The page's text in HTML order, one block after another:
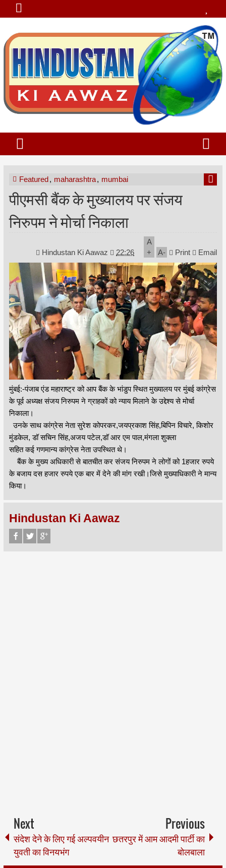
Featured, maharashtra, mumbai
पीएमसी बैंक के मुख्यालय पर संजय
निरुपम ने मोर्चा निकाला
Hindustan Ki Aawaz 22:26
A
+
A- Print Email
मुंबई:-पंजाब एंड महाराष्ट्र को आप बैंक के भांडुप स्थित मुख्यालय पर मुंबई कांग्रेस
के पूर्व अध्यक्ष संजय निरुपम ने ग्राहकों को न्याय मिलाने के उद्देश्य से मोर्चा
निकाला।
उनके साथ कांग्रेस नेता सुरेश कोपरकर,जयप्रकाश सिंह,बिपिन विचारे, किशोर
मुंडकेल, डॉ सचिन सिंह,अजय पटेल,डॉ आर एम पाल,मंगला शुक्ला
सहित कई गणमान्य कांग्रेस नेता उपस्थित थे।
बैंक के मुख्य अधिकारी से बातचीत कर संजय निरुपम ने लोगों को 1हजार रुपये
के बजाय दस हजार रुपये एक बार में देने की मांग रखी।जिसे मुख्याधिकारी ने मान्य
किया।
Hindustan Ki Aawaz
Next
संदेश देने के लिए गई अल्पवयीन
युवती का विनयभंग
Previous
छतरपुर में आम आदमी पार्टी का
बोलबाला